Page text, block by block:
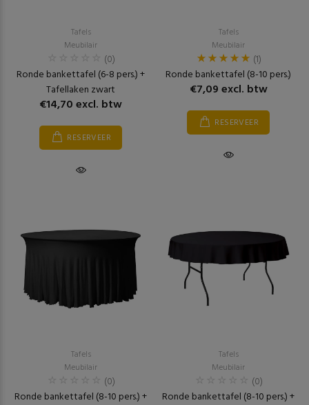
Tafels
Meubilair
(0)
Ronde bankettafel (6-8 pers.) +
Tafellaken zwart
€14,70 excl. btw
RESERVEER
Tafels
Meubilair
(1)
Ronde bankettafel (8-10 pers.)
€7,09 excl. btw
RESERVEER
Tafels
Meubilair
(0)
Ronde bankettafel (8-10 pers.) +
Tafels
Meubilair
(0)
Ronde bankettafel (8-10 pers.) +